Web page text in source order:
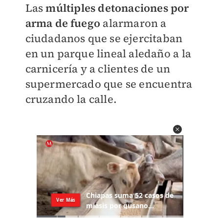
Lasmúltiples detonaciones por
arma de fuego alarmaron a
ciudadanos que se ejercitaban
en un parque lineal aledaño a la
carnicería y a clientes de un
supermercado que se encuentra
cruzando la calle.